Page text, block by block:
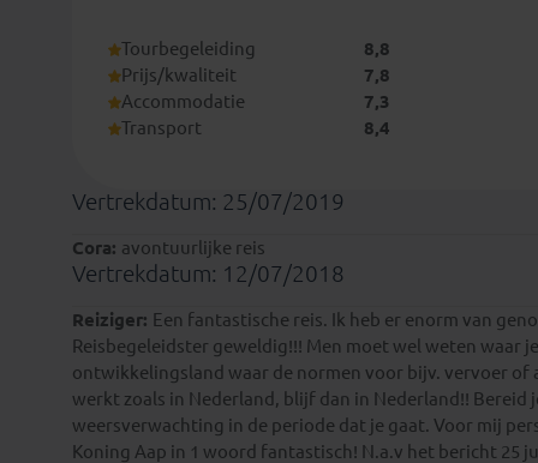
Tourbegeleiding
8,8
Prijs/kwaliteit
7,8
Accommodatie
7,3
Transport
8,4
Vertrekdatum: 25/07/2019
Cora: avontuurlijke reis
Vertrekdatum: 12/07/2018
Reiziger: Een fantastische reis. Ik heb er enorm van
Reisbegeleidster geweldig!!! Men moet wel weten waar
ontwikkelingsland waar de normen voor bijv. vervoer of
werkt zoals in Nederland, blijf dan in Nederland!!
weersverwachting in de periode dat je gaat. Voor mij
Koning Aap in 1 woord fantastisch! N.a.v het bericht 25